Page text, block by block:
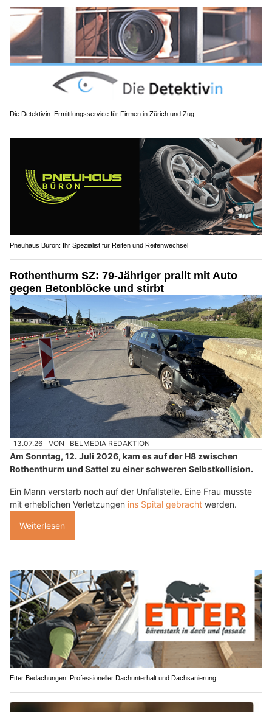
Die Detektivin: Ermittlungsservice für Firmen in Zürich und Zug
Pneuhaus Büron: Ihr Spezialist für Reifen und Reifenwechsel
Rothenthurm SZ: 79-Jähriger prallt mit Auto
gegen Betonblöcke und stirbt
13.07.26 VON BELMEDIA REDAKTION
Am Sonntag, 12. Juli 2026, kam es auf der H8 zwischen
Rothenthurm und Sattel zu einer schweren Selbstkollision.
Ein Mann verstarb noch auf der Unfallstelle. Eine Frau musste
mit erheblichen Verletzungen ins Spital gebracht werden.
Weiterlesen
Etter Bedachungen: Professioneller Dachunterhalt und Dachsanierung